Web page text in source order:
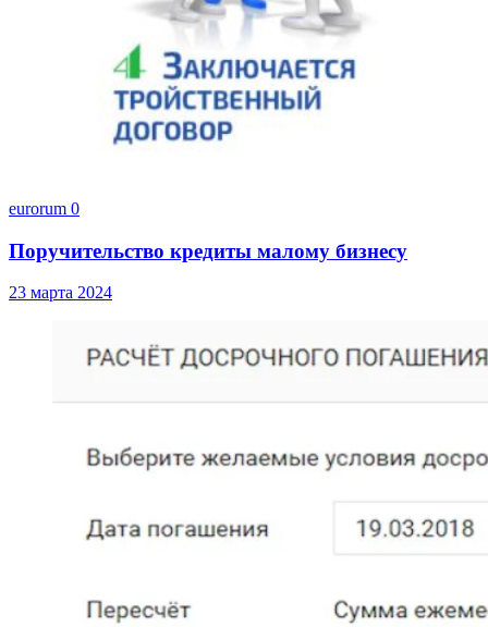
eurorum 0
Поручительство кредиты малому бизнесу
23 марта 2024